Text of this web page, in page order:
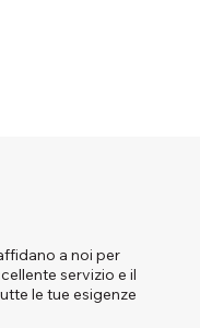
a noi per
servizio e il
le tue esigenze